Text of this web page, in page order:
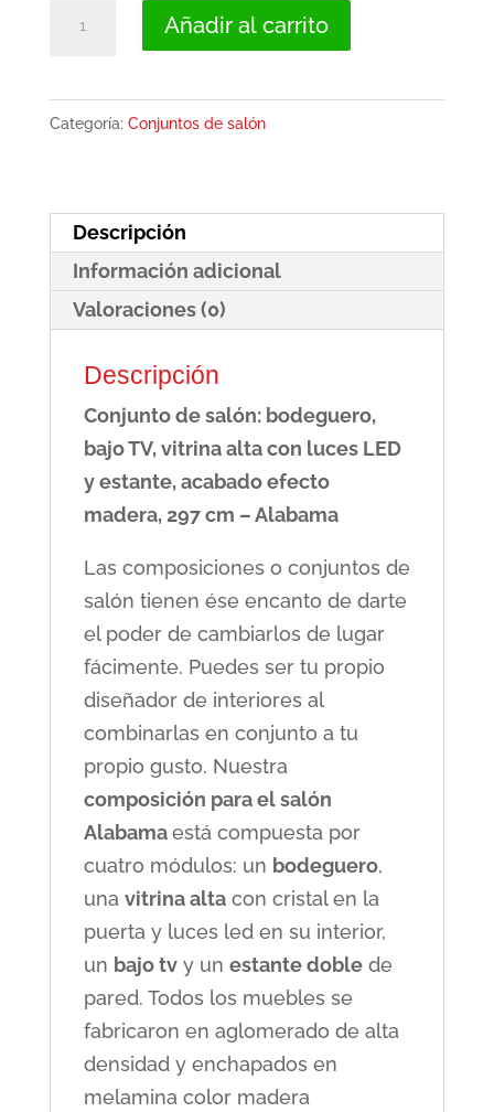
vitrina
estante,
efecto
Alabama
cantidad
Añadir al carrito
Categoría: Conjuntos de salón
Descripción
Información adicional
Valoraciones (0)
Descripción
Conjunto de salón: bodeguero,
bajo TV, vitrina alta con luces LED
y estante, acabado efecto
madera, 297 cm – Alabama
Las composiciones o conjuntos de
salón tienen ése encanto de darte
el poder de cambiarlos de lugar
fácimente. Puedes ser tu propio
diseñador de interiores al
combinarlas en conjunto a tu
propio gusto. Nuestra
composición para el salón
Alabamaestá compuesta por
cuatro módulos: un bodeguero,
una vitrina altacon cristal en la
puerta y luces led en su interior,
un bajo tvy un estante doblede
pared. Todos los muebles se
fabricaron en aglomerado de alta
densidad y enchapados en
melamina color madera